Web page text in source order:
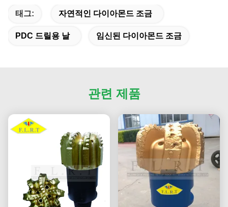
태그: 자연적인 다이아몬드 조금
PDC 드릴용 날 임신된 다이아몬드 조금
관련 제품